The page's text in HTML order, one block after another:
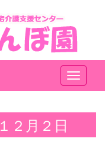
メ
ニ
ー
２月２日